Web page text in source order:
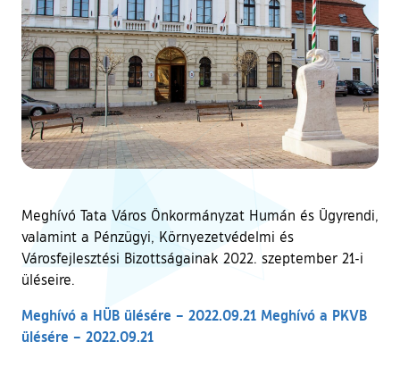
Meghívó Tata Város Önkormányzat Humán és Ügyrendi,
valamint a Pénzügyi, Környezetvédelmi és
Városfejlesztési Bizottságainak 2022. szeptember 21-i
üléseire.
Meghívó a HÜB ülésére – 2022.09.21 Meghívó a PKVB
ülésére – 2022.09.21